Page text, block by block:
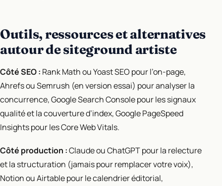
Outils, ressources et alternatives
autour de siteground artiste
Côté SEO : Rank Math ou Yoast SEO pour l’on-page,
Ahrefs ou Semrush (en version essai) pour analyser la
concurrence, Google Search Console pour les signaux
qualité et la couverture d’index, Google PageSpeed
Insights pour les Core Web Vitals.
Côté production :Claude ou ChatGPT pour la relecture
et la structuration (jamais pour remplacer votre voix),
Notion ou Airtable pour le calendrier éditorial,